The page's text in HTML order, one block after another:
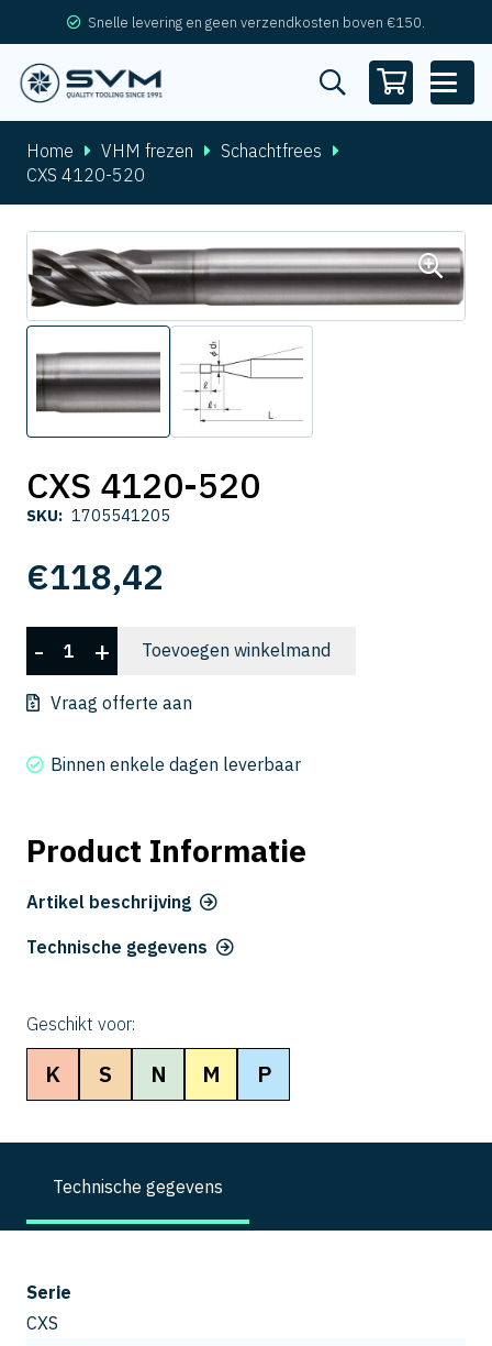
Snelle levering en geen verzendkosten boven €150.
Home VHM frezen
Schachtfrees
CXS 4120-520
CXS 4120-520
SKU: 1705541205
€118,42
4120-
520
- + Toevoegen winkelmand
Vraag offerte aan
Binnen enkele dagen leverbaar
Product Informatie
Artikel beschrijving
Technische gegevens
Geschikt voor:
K S N M P
Technische gegevens
Serie
CXS